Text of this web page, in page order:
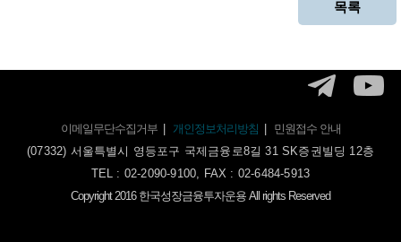
목록
이메일무단수집거부| 개인정보처리방침 | 민원접수 안내
(07332) 서울특별시 영등포구 국제금융로8길 31 SK증권빌딩 12층
TEL : 02-2090-9100, FAX : 02-6484-5913
Copyright 2016 한국성장금융투자운용 All rights Reserved